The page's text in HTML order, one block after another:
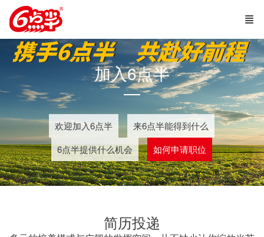
加入6点半
—
欢迎加入6点半
来6点半能得到什么
6点半提供什么机会
如何申请职位
简历投递